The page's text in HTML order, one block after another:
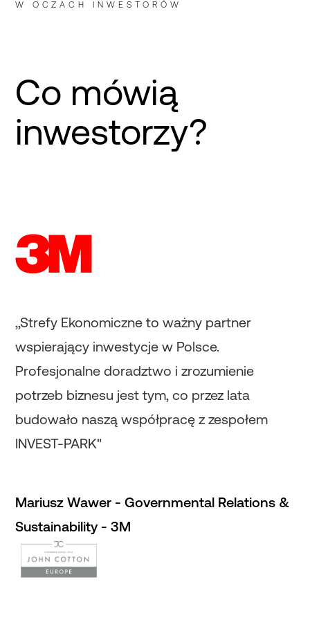
W OCZACH INWESTORÓW
Co mówią
inwestorzy?
,,Strefy Ekonomiczne to ważny partner
wspierający inwestycje w Polsce.
Profesjonalne doradztwo i zrozumienie
potrzeb biznesu jest tym, co przez lata
budowało naszą współpracę z zespołem
INVEST-PARK"
Mariusz Wawer - Governmental Relations &
Sustainability - 3M